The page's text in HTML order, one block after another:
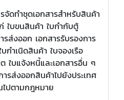
จัดทำชุดเอกสารสำหรับสินค้า
ใบขนสินค้า ใบกำกับตู้
รส่งออก เอกสารรับรองการ
กำเนิดสินค้า ใบจองเรือ
ใบแจ้งหนี้และเอกสารอื่น ๆ
รส่งออกสินค้าไปยังประเทศ
ไปตามกฎหมาย